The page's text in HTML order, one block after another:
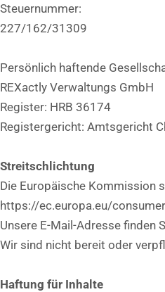
Steuernummer:
227/162/31309
Persönlich haftende
REXactly Verwaltungs GmbH
Register: HRB 36174
Registergericht: Amtsgericht
Streitschlichtung
Die Europäische Kommission
https://ec.europa.eu/
Unsere E-Mail-Adresse finden
Wir sind nicht bereit oder
Haftung für Inhalte